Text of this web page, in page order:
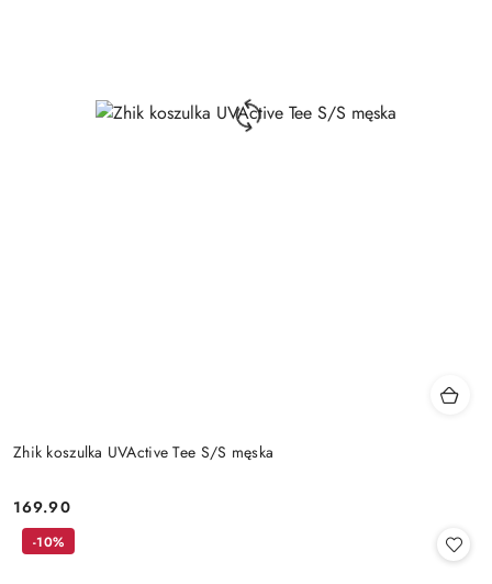
Zhik koszulka UVActive Tee S/S męska
Cena:
169.90
-10%